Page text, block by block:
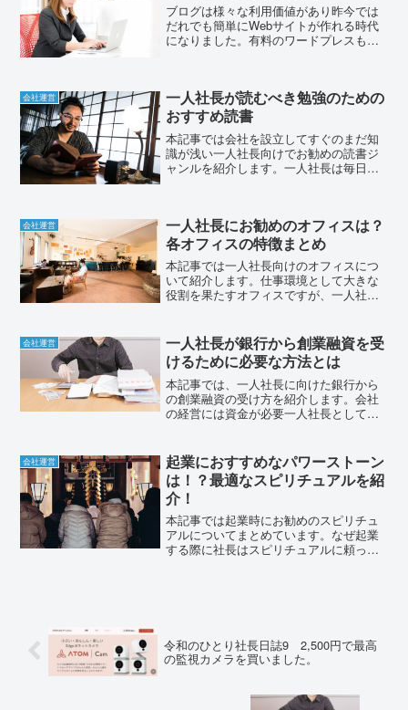
ブログは様々な利用価値があり昨今では
だれでも簡単にWebサイトが作れる時代
になりました。有料のワードプレスも簡
絶対的にブログをやった...
会社運営
一人社長が読むべき勉強のための
おすすめ読書
本記事では会社を設立してすぐのまだ知
識が浅い一人社長向けでお勧めの読書ジ
ャンルを紹介します。一人社長は毎日が
まり人が使わないような書...
会社運営
一人社長にお勧めのオフィスは？
各オフィスの特徴まとめ
本記事では一人社長向けのオフィスにつ
いて紹介します。仕事環境として大きな
役割を果たすオフィスですが、一人社長
フィスは必須！会社を設立する段階で、
会社の住所を登録する登記が...
会社運営
一人社長が銀行から創業融資を受
けるために必要な方法とは
本記事では、一人社長に向けた銀行から
の創業融資の受け方を紹介します。会社
の経営には資金が必要一人社長として会
円から開始して元手が無くてもお金を稼
ぐことは可能ですが、そ...
会社運営
起業におすすめなパワーストーン
は！？最適なスピリチュアルを紹
介！
本記事では起業時にお勧めのスピリチュ
アルについてまとめています。なぜ起業
する際に社長はスピリチュアルに頼った
令和のひとり社長日誌9 2,500円で最高
の監視カメラを買いました。